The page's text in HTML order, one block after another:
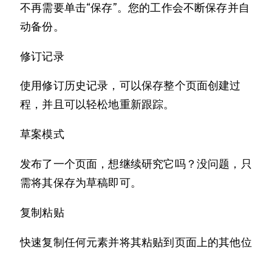
不再需要单击“保存”。您的工作会不断保存并自
动备份。
修订记录
使用修订历史记录，可以保存整个页面创建过
程，并且可以轻松地重新跟踪。
草案模式
发布了一个页面，想继续研究它吗？没问题，只
需将其保存为草稿即可。
复制粘贴
快速复制任何元素并将其粘贴到页面上的其他位